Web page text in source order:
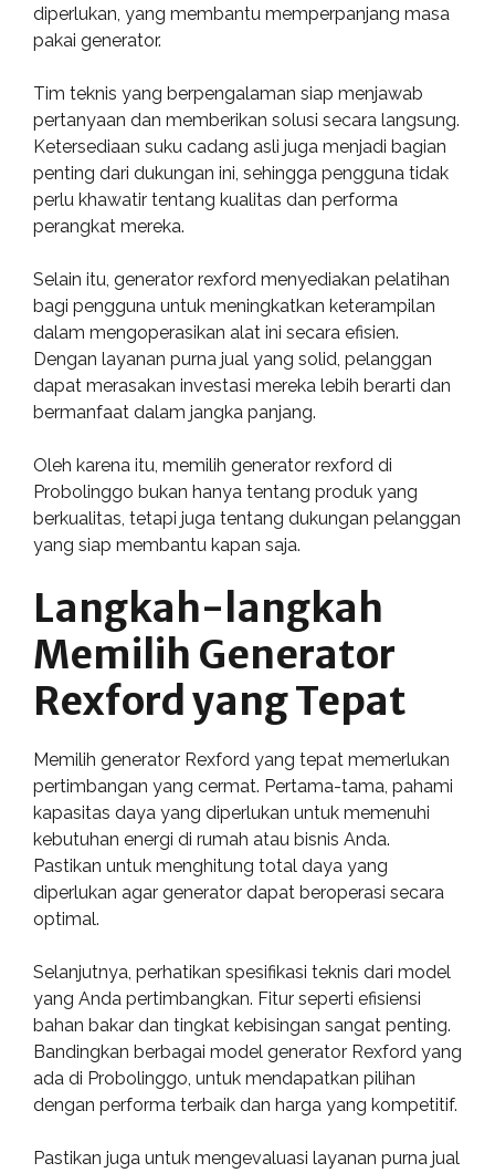
diperlukan, yang membantu memperpanjang masa
pakai generator.
Tim teknis yang berpengalaman siap menjawab
pertanyaan dan memberikan solusi secara langsung.
Ketersediaan suku cadang asli juga menjadi bagian
penting dari dukungan ini, sehingga pengguna tidak
perlu khawatir tentang kualitas dan performa
perangkat mereka.
Selain itu, generator rexford menyediakan pelatihan
bagi pengguna untuk meningkatkan keterampilan
dalam mengoperasikan alat ini secara efisien.
Dengan layanan purna jual yang solid, pelanggan
dapat merasakan investasi mereka lebih berarti dan
bermanfaat dalam jangka panjang.
Oleh karena itu, memilih generator rexford di
Probolinggo bukan hanya tentang produk yang
berkualitas, tetapi juga tentang dukungan pelanggan
yang siap membantu kapan saja.
Langkah-langkah
Memilih Generator
Rexford yang Tepat
Memilih generator Rexford yang tepat memerlukan
pertimbangan yang cermat. Pertama-tama, pahami
kapasitas daya yang diperlukan untuk memenuhi
kebutuhan energi di rumah atau bisnis Anda.
Pastikan untuk menghitung total daya yang
diperlukan agar generator dapat beroperasi secara
optimal.
Selanjutnya, perhatikan spesifikasi teknis dari model
yang Anda pertimbangkan. Fitur seperti efisiensi
bahan bakar dan tingkat kebisingan sangat penting.
Bandingkan berbagai model generator Rexford yang
ada di Probolinggo, untuk mendapatkan pilihan
dengan performa terbaik dan harga yang kompetitif.
Pastikan juga untuk mengevaluasi layanan purna jual